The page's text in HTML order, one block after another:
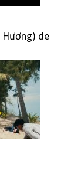
Hương) de